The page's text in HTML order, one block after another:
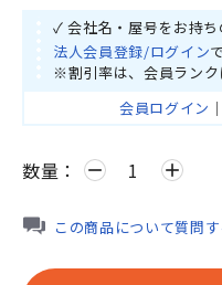
✓ 会社名・屋号をお持ち
法人会員登録/ログイン
※割引率は、会員ランク
会員ログイン ｜
数量： remove add
この商品について質問す